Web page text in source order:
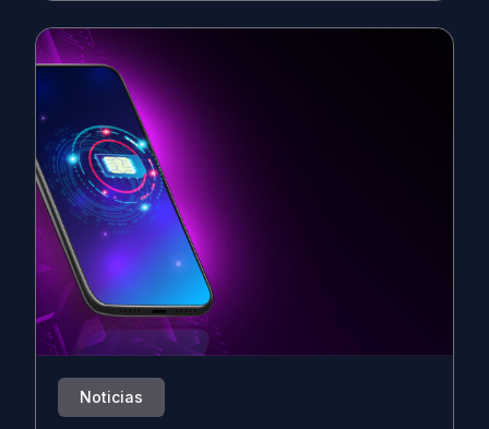
Noticias